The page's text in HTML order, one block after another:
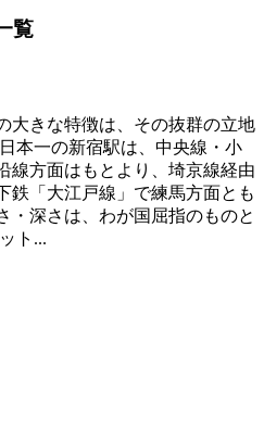
覧
大きな特徴は、その抜群の立地
本一の新宿駅は、中央線・小
線方面はもとより、埼京線経由
鉄「大江戸線」で練馬方面とも
・深さは、わが国屈指のものと
ト...